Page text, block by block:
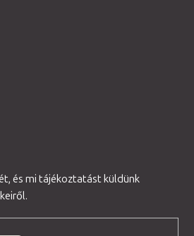
és mi tájékoztatást küldünk